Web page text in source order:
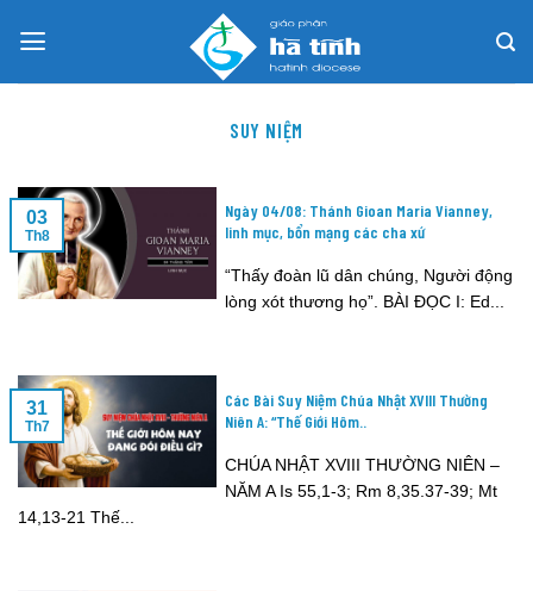
SUY NIỆM
Ngày 04/08: Thánh Gioan Maria Vianney,
linh mục, bổn mạng các cha xứ
“Thấy đoàn lũ dân chúng, Người động
lòng xót thương họ”. BÀI ĐỌC I: Ed...
03
Th8
Các Bài Suy Niệm Chúa Nhật XVIII Thường
Niên A: “Thế Giới Hôm..
CHÚA NHẬT XVIII THƯỜNG NIÊN –
NĂM A Is 55,1-3; Rm 8,35.37-39; Mt
14,13-21 Thế...
31
Th7